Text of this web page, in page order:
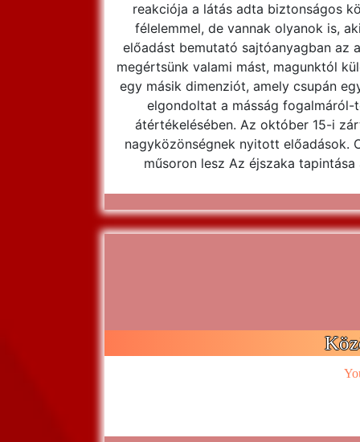
reakciója a látás adta biztonságos
félelemmel, de vannak olyanok is,
előadást bemutató sajtóanyagban az
megértsünk valami mást, magunktól
egy másik dimenziót, amely csupán
elgondoltat a másság
átértékelésében. Az október 15-i
nagyközönségnek nyitott előadások.
műsoron lesz Az éjszaka